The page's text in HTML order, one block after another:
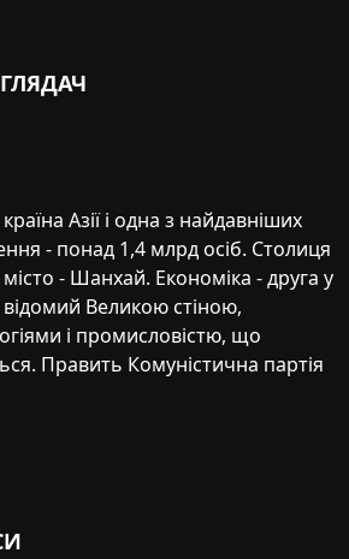
Азії і одна з найдавніших
- понад 1,4 млрд осіб. Столиця
- Шанхай. Економіка - друга у
відомий Великою стіною,
і промисловістю, що
Править Комуністична партія